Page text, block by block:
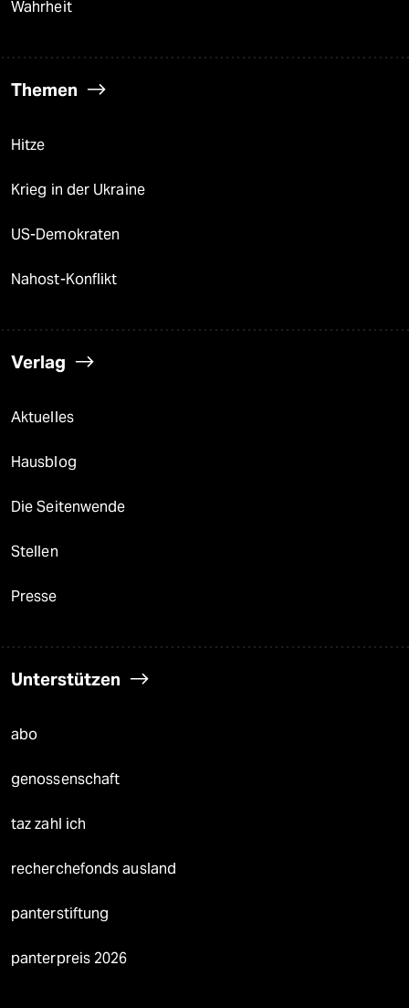
Wahrheit
Themen
Hitze
Krieg in der Ukraine
US-Demokraten
Nahost-Konflikt
Verlag
Aktuelles
Hausblog
Die Seitenwende
Stellen
Presse
Unterstützen
abo
genossenschaft
taz zahl ich
recherchefonds ausland
panterstiftung
panterpreis 2026